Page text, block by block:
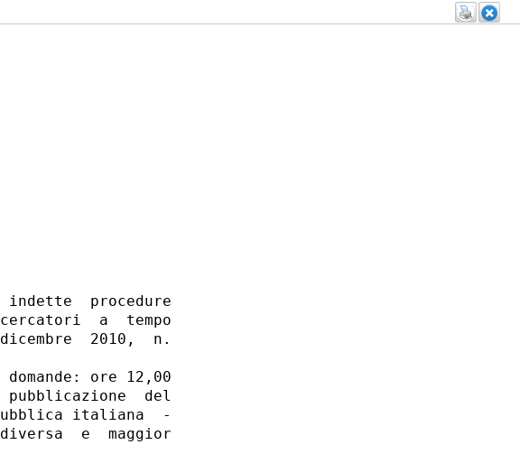
indette  procedure
a  tempo
2010,  n.
domande: ore 12,00
pubblicazione  del
italiana  -
e  maggior